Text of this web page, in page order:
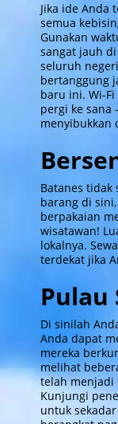
Jika ide
semua
Gunakan
sangat jauh
seluruh
bertanggung
baru ini. Wi-
pergi ke
menyibukkan
Batanes
barang di
berpakaian
wisatawan!
lokalnya.
terdekat jika
Pulau
Di sinilah
Anda dapat
mereka
melihat
telah menjadi
Kunjungi
untuk